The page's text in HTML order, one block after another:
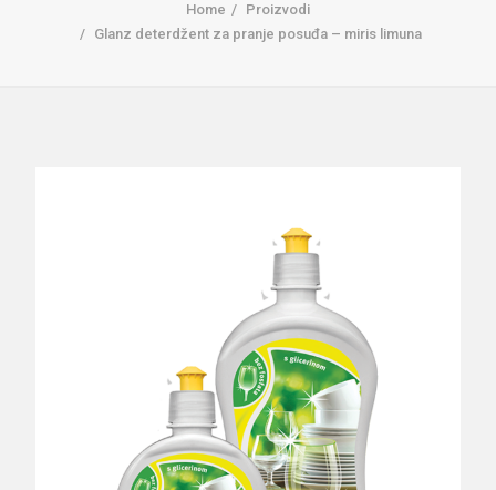
Search
Home
Proizvodi
Glanz deterdžent za pranje posuđa – miris limuna